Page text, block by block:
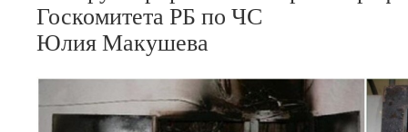
Госкомитета РБ по ЧС
Юлия Макушева